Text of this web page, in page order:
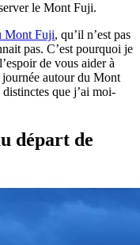
le Mont Fuji.
Mont Fuji, qu’il n’est pas
pas. C’est pourquoi je
de vous aider à
autour du Mont
que j’ai moi-
départ de